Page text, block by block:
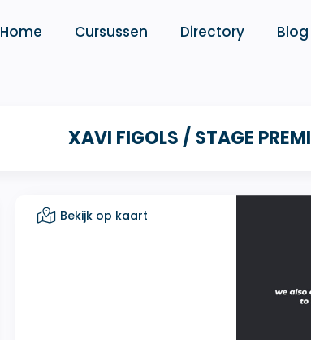
Home Cursussen Directory Blog
XAVI FIGOLS / STAGE
Bekijk op kaart